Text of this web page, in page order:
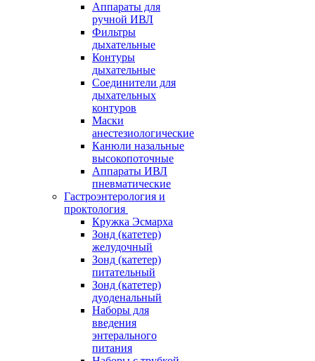
Аппараты для
ручной ИВЛ
Фильтры
дыхательные
Контуры
дыхательные
Соединители для
дыхательных
контуров
Маски
анестезиологические
Канюли назальные
высокопоточные
Аппараты ИВЛ
пневматические
Гастроэнтерология и
проктология
Кружка Эсмарха
Зонд (катетер)
желудочный
Зонд (катетер)
питательный
Зонд (катетер)
дуоденальный
Наборы для
введения
энтерального
питания